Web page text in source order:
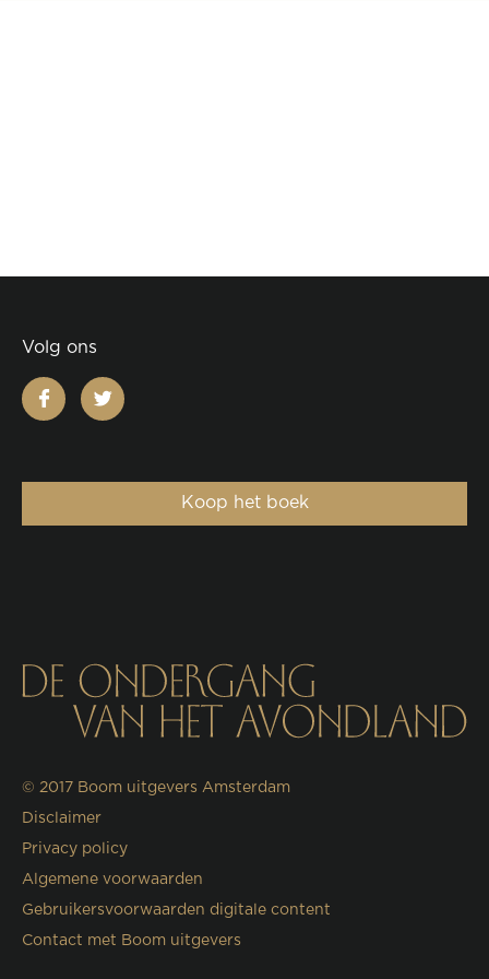
Volg ons
facebooktwitter
Koop het boek
© 2017 Boom uitgevers Amsterdam
Disclaimer
Privacy policy
Algemene voorwaarden
Gebruikersvoorwaarden digitale content
Contact met Boom uitgevers